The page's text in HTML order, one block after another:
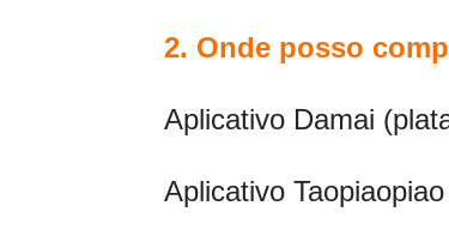
2. Onde posso
Aplicativo Damai
Aplicativo Taopiaopiao